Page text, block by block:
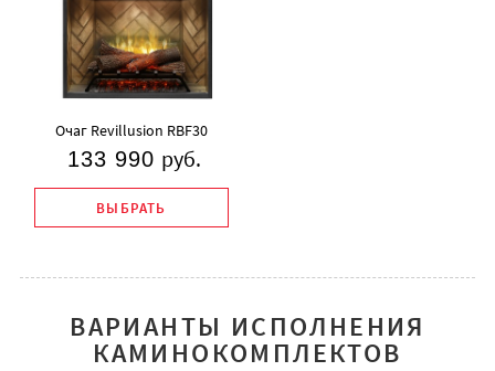
Очаг Revillusion RBF30
133 990 руб.
ВЫБРАТЬ
ВАРИАНТЫ ИСПОЛНЕНИЯ
КАМИНОКОМПЛЕКТОВ